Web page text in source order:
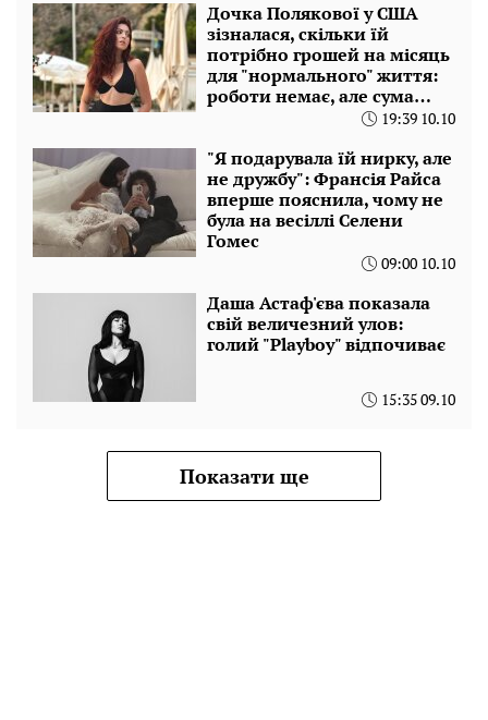
Дочка Полякової у США
зізналася, скільки їй
потрібно грошей на місяць
для "нормального" життя:
роботи немає, але сума…
19:39 10.10
"Я подарувала їй нирку, але
не дружбу": Франсія Райса
вперше пояснила, чому не
була на весіллі Селени
Гомес
09:00 10.10
Даша Астаф'єва показала
свій величезний улов:
голий "Playboy" відпочиває
15:35 09.10
Показати ще